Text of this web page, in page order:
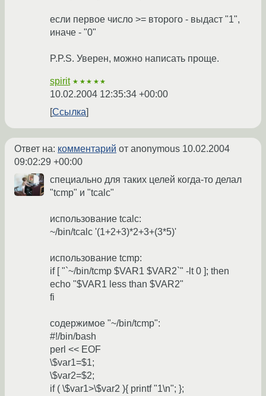
если первое число >= второго - выдаст "1",
иначе - "0"
P.P.S. Уверен, можно написать проще.
spirit ★★★★★
10.02.2004 12:35:34 +00:00
Ссылка
Ответ на: комментарий от anonymous 10.02.2004
09:02:29 +00:00
специально для таких целей когда-то делал
"tcmp" и "tcalc"
использование tcalc:
~/bin/tcalc '(1+2+3)*2+3+(3*5)'
использование tcmp:
if [ "`~/bin/tcmp $VAR1 $VAR2`" -lt 0 ]; then
echo "$VAR1 less than $VAR2"
fi
содержимое "~/bin/tcmp":
#!/bin/bash
perl << EOF
\$var1=$1;
\$var2=$2;
if ( \$var1>\$var2 ){ printf "1\n"; };